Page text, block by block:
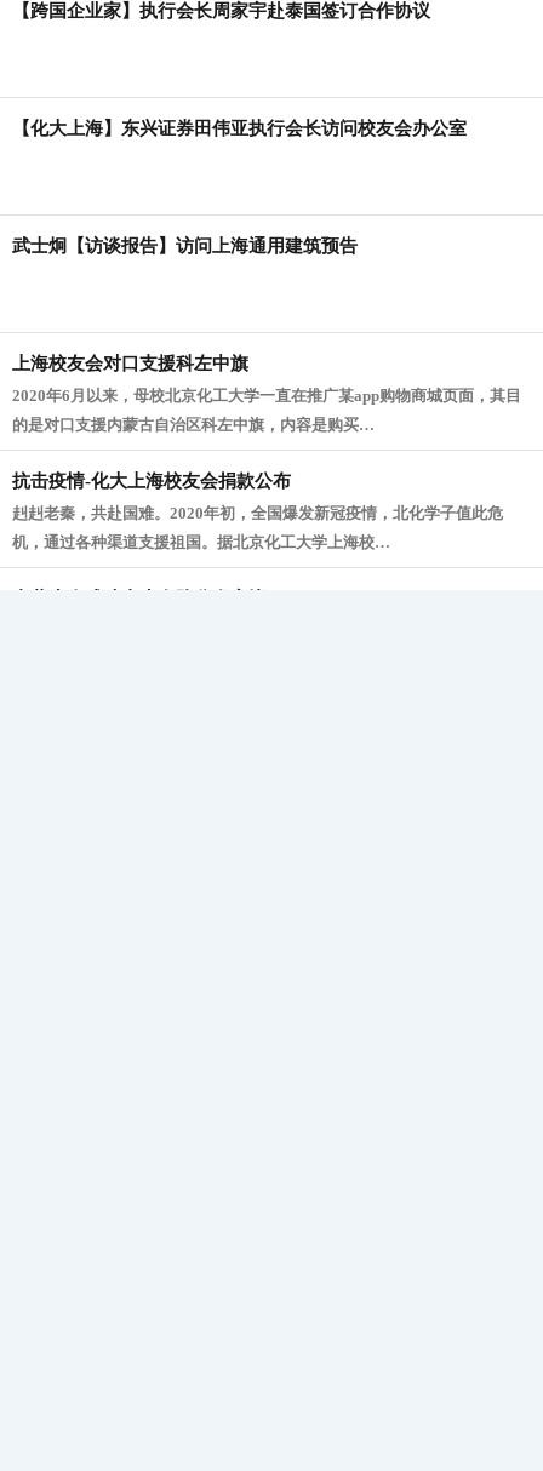
【跨国企业家】执行会长周家宇赴泰国签订合作协议
【化大上海】东兴证券田伟亚执行会长访问校友会办公室
武士炯【访谈报告】访问上海通用建筑预告
上海校友会对口支援科左中旗
2020年6月以来，母校北京化工大学一直在推广某app购物商城页面，其目
的是对口支援内蒙古自治区科左中旗，内容是购买…
抗击疫情-化大上海校友会捐款公布
赳赳老秦，共赴国难。2020年初，全国爆发新冠疫情，北化学子值此危
机，通过各种渠道支援祖国。据北京化工大学上海校…